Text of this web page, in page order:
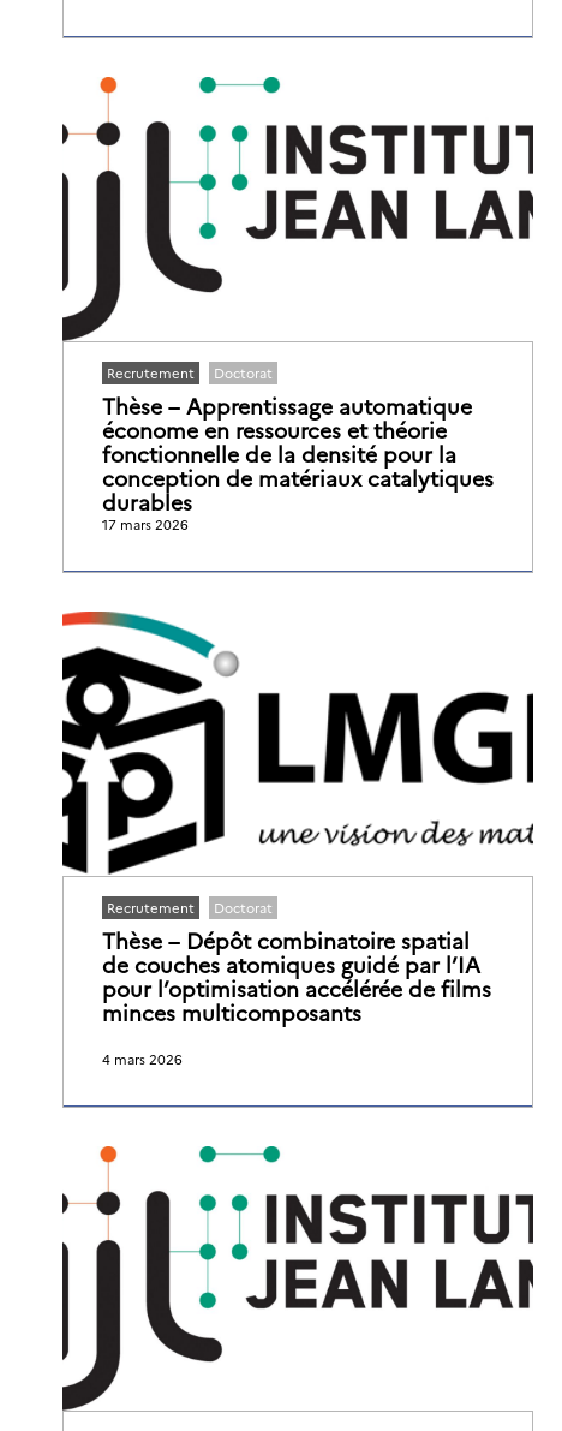
Recrutement Doctorat
Thèse – Apprentissage automatique
économe en ressources et théorie
fonctionnelle de la densité pour la
conception de matériaux catalytiques
durables
17 mars 2026
Recrutement Doctorat
Thèse – Dépôt combinatoire spatial
de couches atomiques guidé par l’IA
pour l’optimisation accélérée de films
minces multicomposants
4 mars 2026